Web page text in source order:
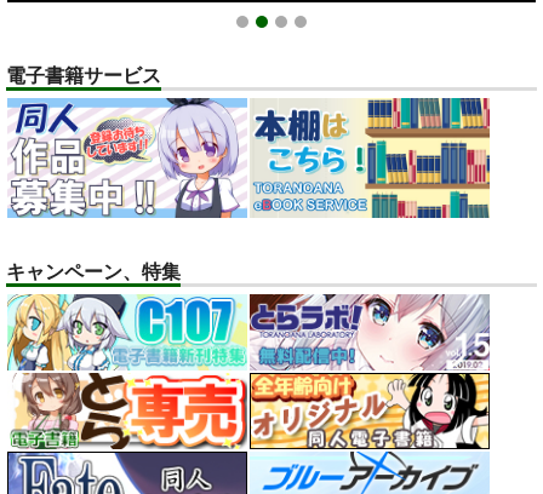
1 2 3 4
電子書籍サービス
キャンペーン、特集